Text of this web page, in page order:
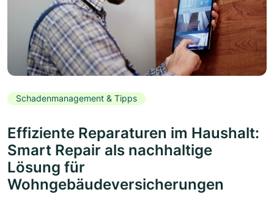
Schadenmanagement & Tipps
Effiziente Reparaturen im Haushalt:
Smart Repair als nachhaltige
Lösung für
Wohngebäudeversicherungen